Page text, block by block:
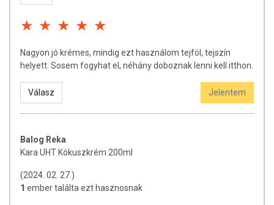
termékfotókat, tápérték-, összetétel-, és allergén információkat is)
élelmiszerek természetéből adódóan. A legfrissebb, aktuális
információkat a termékek csomagolásán találja meg.
Nagyon jó krémes, mindig ezt használom tejföl, tejszín
helyett. Sosem fogyhat el, néhány doboznak lenni kell itthon.
Válasz Jelentem
Balog Reka
Kara UHT Kókuszkrém 200ml
(2024. 02. 27.)
1 ember találta ezt hasznosnak